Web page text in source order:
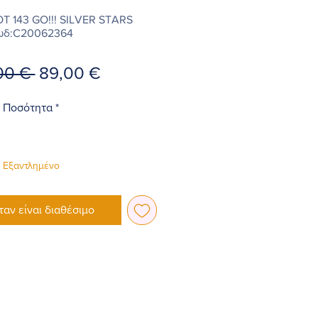
143 GO!!! SILVER STARS
€ Κανονική
89,00 €Τιμή
Ποσότητα *
Εξαντλημένο
είναι διαθέσιμο